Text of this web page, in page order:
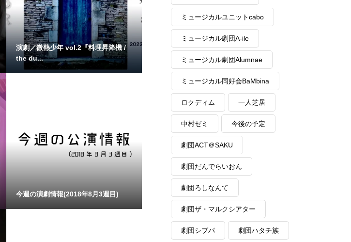
演劇／微熱少年 vol.2『料理昇降機 /
the du...
今週の演劇情報(2018年8月3週目)
ミュージカルユニットcabo
ミュージカル劇団A-ile
ミュージカル劇団Alumnae
ミュージカル同好会BaMbina
ロクディム 一人芝居
中村ゼミ 今後の予定
劇団ACT＠SAKU
劇団だんでらいおん
劇団ろしなんて
劇団ザ・マルクシアター
劇団シブパ 劇団ハタチ族